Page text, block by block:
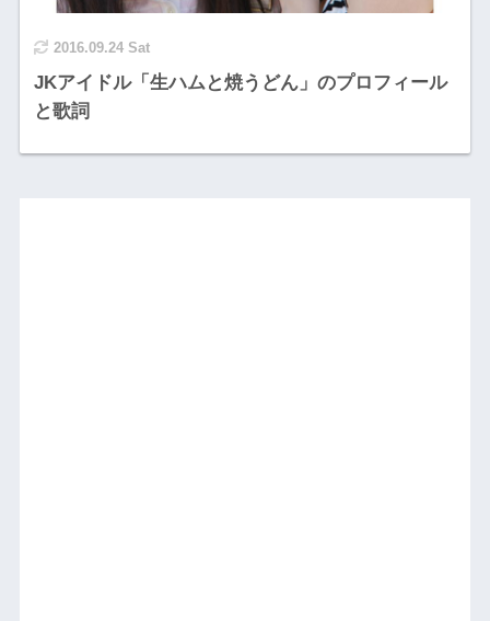
2016.09.24 Sat
JKアイドル「生ハムと焼うどん」のプロフィール
と歌詞